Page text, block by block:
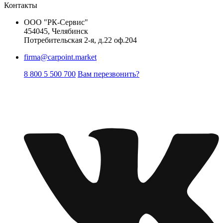
Контакты
ООО "РК-Сервис"
454045, Челябинск
Потребительская 2-я, д.22 оф.204
firma@carpoint.market
8 800 5 500 700 Вам перезвонить?